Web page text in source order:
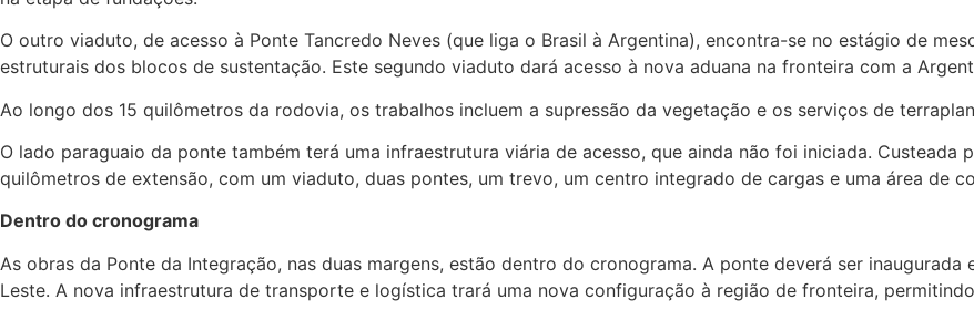
O outro viaduto, de acesso à Ponte Tancredo Neves (que liga o Brasil à Argentina), encontra-se no estágio de
estruturais dos blocos de sustentação. Este segundo viaduto dará acesso à nova aduana na fronteira com a
Ao longo dos 15 quilômetros da rodovia, os trabalhos incluem a supressão da vegetação e os serviços de
O lado paraguaio da ponte também terá uma infraestrutura viária de acesso, que ainda não foi iniciada.
quilômetros de extensão, com um viaduto, duas pontes, um trevo, um centro integrado de cargas e uma área de
Dentro do cronograma
As obras da Ponte da Integração, nas duas margens, estão dentro do cronograma. A ponte deverá ser
Leste. A nova infraestrutura de transporte e logística trará uma nova configuração à região de fronteira,